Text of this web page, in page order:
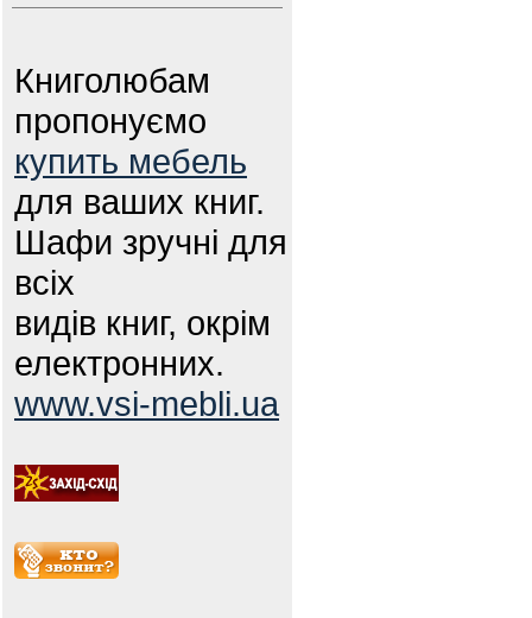
Книголюбам
пропонуємо
купить мебель
для ваших книг.
Шафи зручні для
всіх
видів книг, окрім
електронних.
www.vsi-mebli.ua